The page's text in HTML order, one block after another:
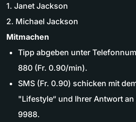
1. Janet Jackson
2. Michael Jackson
Mitmachen
Tipp abgeben unter
880 (Fr. 0.90/min).
SMS (Fr. 0.90) schicken mit
"Lifestyle“ und Ihrer Antwort
9988.